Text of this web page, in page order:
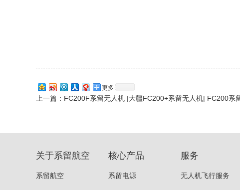
更多
上一篇： FC200F系留无人机 |大疆FC200+系留无人机| FC200系
关于系留航空
系留航空
核心产品
系留电源
服务
无人机飞行服务